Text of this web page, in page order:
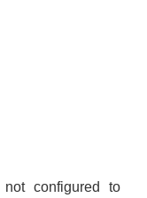
configured to